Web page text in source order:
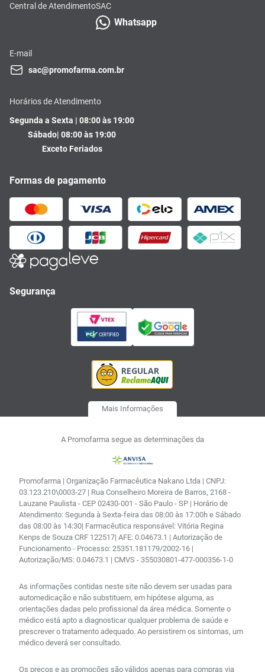
Central de AtendimentoSAC
Whatsapp
E-mail
sac@promofarma.com.br
Horários de Atendimento
Segunda a Sexta | 08:00 às 19:00
Sábado| 08:00 às 19:00
Exceto Feriados
Formas de pagamento
Segurança
Mais Informações
A Promofarma segue as determinações da
Promofarma | Organização Farmacêutica Nakano Ltda | CNPJ:
03.123.210\0003-27 | Rua Conselheiro Moreira de Barros, 2168 -
Lauzane Paulista - CEP 02430-001 - São Paulo - SP | Horário de
Atendimento: Segunda à Sexta-feira das 08:00 às 17:00h e Sábado
das 08:00 às 14:30| Farmacêutica responsável: Vitória Regina
Kenps de Souza CRF 122517| AFE: 0.04673.1 | Autorização de
Funcionamento - Processo: 25351.181179/2002-16 |
Autorização/MS: 0.04673.1 | CMVS - 355030801-477-000356-1-0
As informações contidas neste site não devem ser usadas para
automedicação e não substituem, em hipótese alguma, as
orientações dadas pelo profissional da área médica. Somente o
médico está apto a diagnosticar qualquer problema de saúde e
prescrever o tratamento adequado. Ao persistirem os sintomas, um
médico deverá ser consultado.
Os preços e as promoções são válidos apenas para compras via